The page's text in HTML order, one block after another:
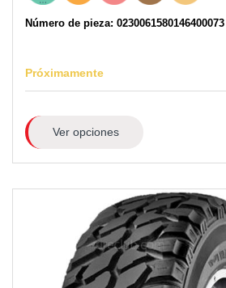
Número de pieza: 0230061580146400073
Próximamente
Ver opciones